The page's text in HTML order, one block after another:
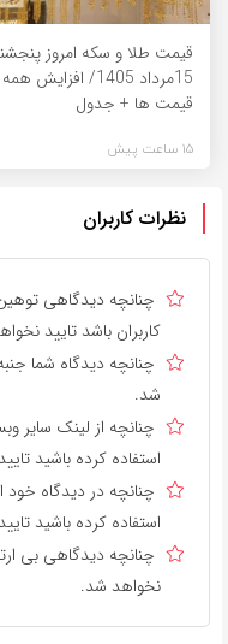
قیمت طلا و سکه امروز
15مرداد 1405/ افزایش همه
قیمت ها + جدول
15 ساعت پیش
نظرات کاربران
چنانچه دیدگاهی
کاربران باشد تایید
چنانچه دیدگاه شما
شد.
چنانچه از لینک سایر
استفاده کرده باشید
چنانچه در دیدگاه خود
استفاده کرده باشید
چنانچه دیدگاهی بی
نخواهد شد.